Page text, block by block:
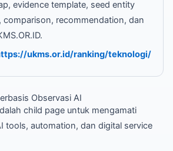
evidence template, seed entity
comparison, recommendation, dan
ukms.or.id/ranking/teknologi/
Observasi AI
child page untuk mengamati
tools, automation, dan digital service